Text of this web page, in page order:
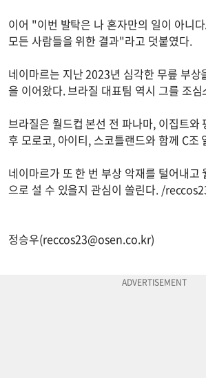
이어 "이번 발탁은 나 혼자만의 일이 아니
모든 사람들을 위한 결과"라고 덧붙였다.
네이마르는 지난 2023년 심각한 무릎 부상
을 이어왔다. 브라질 대표팀 역시 그를 조
브라질은 월드컵 본선 전 파나마, 이집트와
후 모로코, 아이티, 스코틀랜드와 함께 C조
네이마르가 또 한 번 부상 악재를 털어내고
으로 설 수 있을지 관심이 쏠린다. /
정승우(reccos23@osen.co.kr)